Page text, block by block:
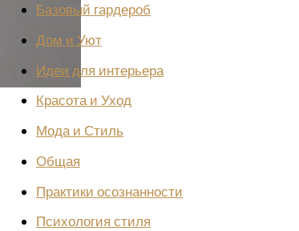
Базовый гардероб
Дом и Уют
Идеи для интерьера
Красота и Уход
Мода и Стиль
Общая
Практики осознанности
Психология стиля